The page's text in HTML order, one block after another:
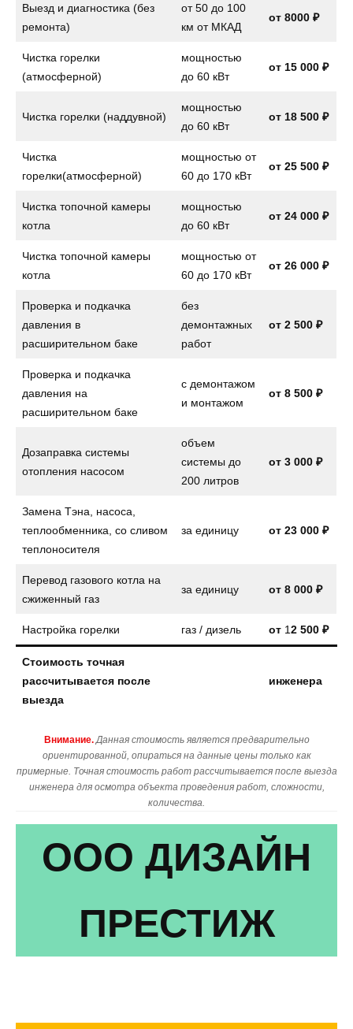
Выезд и диагностика (без
ремонта)
от 50 до 100
км от МКАД
от 8000 ₽
Чистка горелки
(атмосферной)
мощностью
до 60 кВт
от 15 000 ₽
Чистка горелки (наддувной)
мощностью
до 60 кВт
от 18 500 ₽
Чистка
горелки(атмосферной)
мощностью от
60 до 170 кВт
от 25 500 ₽
Чистка топочной камеры
котла
мощностью
до 60 кВт
от 24 000 ₽
Чистка топочной камеры
котла
мощностью от
60 до 170 кВт
от 26 000 ₽
Проверка и подкачка
давления в
расширительном баке
без
демонтажных
работ
от 2 500 ₽
Проверка и подкачка
давления на
расширительном баке
с демонтажом
и монтажом
от 8 500 ₽
Дозаправка системы
отопления насосом
объем
системы до
200 литров
от 3 000 ₽
Замена Тэна, насоса,
теплообменника, со сливом
теплоносителя
за единицу от 23 000 ₽
Перевод газового котла на
сжиженный газ
за единицу от 8 000 ₽
Настройка горелки газ / дизель от 12 500 ₽
Стоимость точная
рассчитывается после
выезда
инженера
Внимание. Данная стоимость является предварительно
ориентированной, опираться на данные цены только как
примерные. Точная стоимость работ рассчитывается после выезда
инженера для осмотра объекта проведения работ, сложности,
количества.
ООО ДИЗАЙН
ПРЕСТИЖ